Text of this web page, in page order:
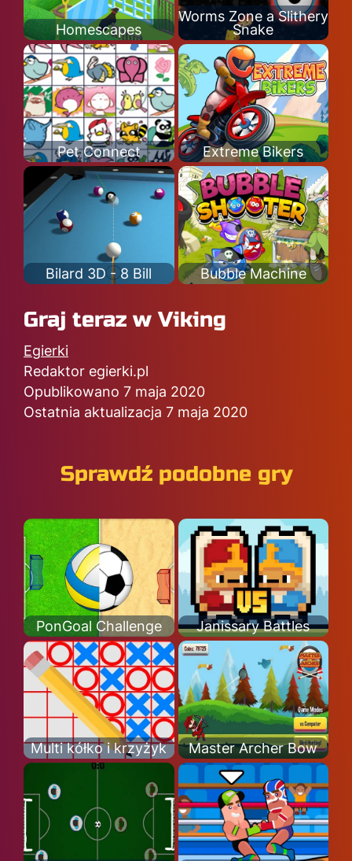
Homescapes
Worms Zone a Slithery
Snake
Pet Connect Extreme Bikers
Bilard 3D - 8 Bill Bubble Machine
Graj teraz w Viking
Egierki
Redaktor egierki.pl
Opublikowano 7 maja 2020
Ostatnia aktualizacja 7 maja 2020
Sprawdź podobne gry
PonGoal Challenge Janissary Battles
Multi kółko i krzyżyk Master Archer Bow